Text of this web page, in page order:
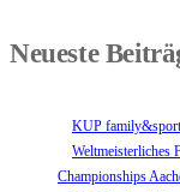
Neueste
KUP
Weltmeisterliches
Championships